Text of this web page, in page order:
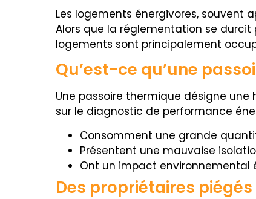
Les logements énergivores, souvent
Alors que la réglementation se
logements sont principalement
Qu’est-ce qu’une
Une passoire thermique désigne
sur le diagnostic de performance
Consomment une grande
Présentent une mauvaise
Ont un impact environnemental
Des propriétaires